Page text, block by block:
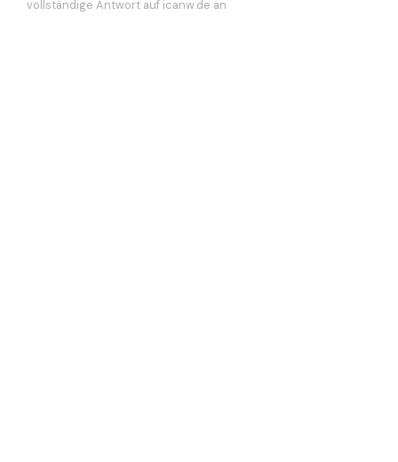
vollständige Antwort auf icanw.de an